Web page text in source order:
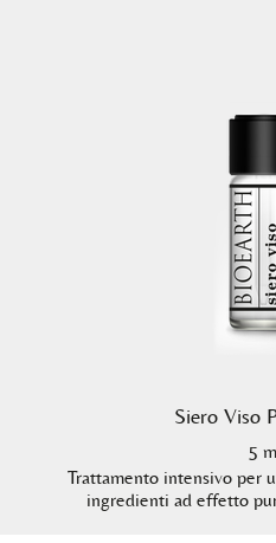
Siero Viso
5
Trattamento intensivo per
ingredienti ad effetto